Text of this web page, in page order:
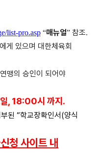
list-pro.asp “매뉴얼” 참조.
게 있으며 대한체육회
맹의 승인이 되어야
, 18:00시 까지 .
된 “학교장확인서 (양식
청 사이트 내